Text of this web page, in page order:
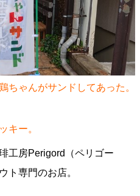
ちゃんがサンドしてあった。
キー。
⼯房Perigord（ペリゴー
ト専門のお店。